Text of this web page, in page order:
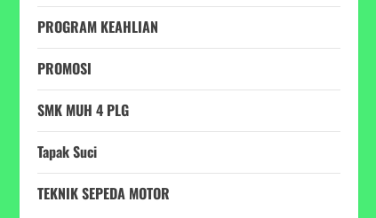
PROGRAM KEAHLIAN
PROMOSI
SMK MUH 4 PLG
Tapak Suci
TEKNIK SEPEDA MOTOR